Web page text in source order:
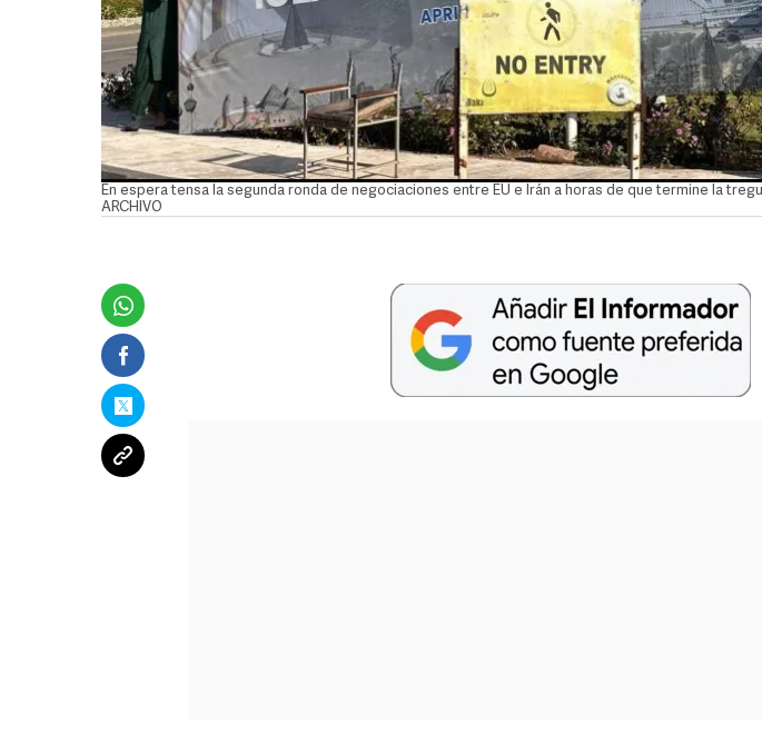
En espera tensa la segunda ronda de negociaciones entre EU e Irán a horas de que termine la
ARCHIVO